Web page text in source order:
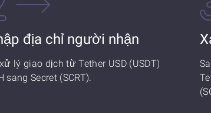
địa chỉ người nhận
lý giao dịch từ Tether USD (USDT)
sang Secret (SCRT).